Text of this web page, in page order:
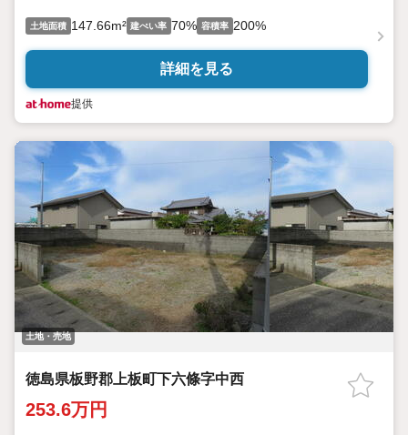
土地面積 147.66m² 建ぺい率 70% 容積率 200%
詳細を見る
提供
土地・売地
徳島県板野郡上板町下六條字中西
253.6万円